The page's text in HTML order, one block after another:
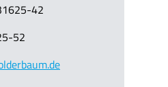
42
52